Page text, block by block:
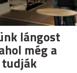
lángost
még a